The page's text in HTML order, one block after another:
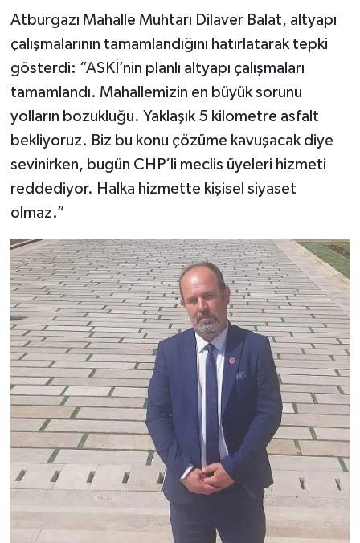
Atburgazı Mahalle Muhtarı Dilaver Balat, altyapı
çalışmalarının tamamlandığını hatırlatarak tepki
gösterdi: “ASKİ’nin planlı altyapı çalışmaları
tamamlandı. Mahallemizin en büyük sorunu
yolların bozukluğu. Yaklaşık 5 kilometre asfalt
bekliyoruz. Biz bu konu çözüme kavuşacak diye
sevinirken, bugün CHP’li meclis üyeleri hizmeti
reddediyor. Halka hizmette kişisel siyaset
olmaz.”